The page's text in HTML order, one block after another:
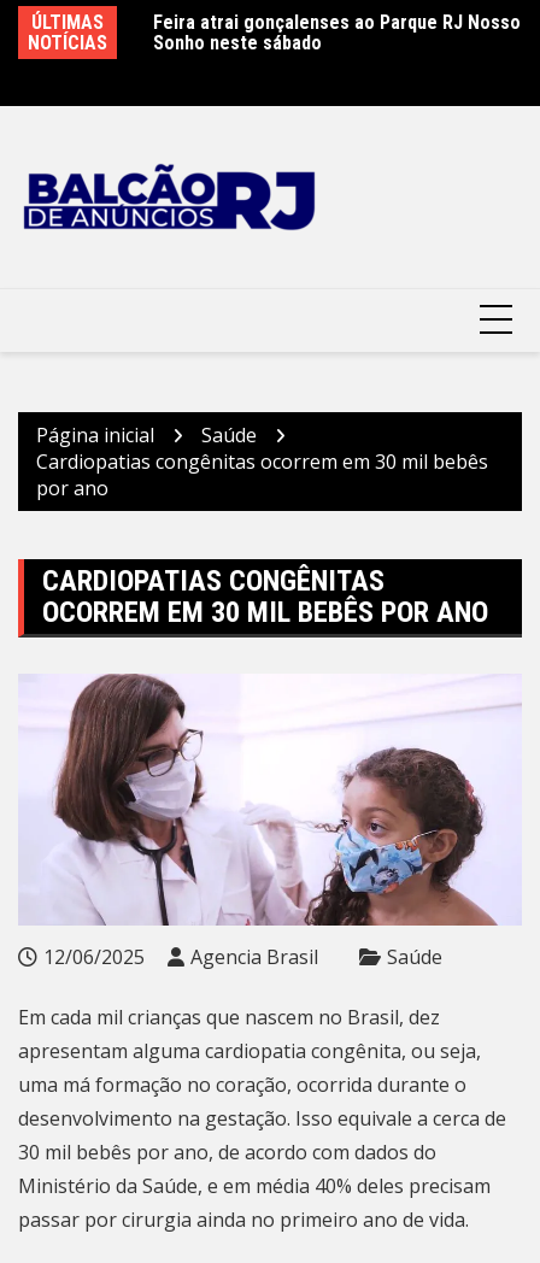
para
ÚLTIMAS
NOTÍCIAS
Feira atrai gonçalenses ao Parque RJ Nosso
Sonho neste sábado
Sábado letivo especial na rede municipal de
educação em São Gonçalo
Página inicial
Saúde
Cardiopatias congênitas ocorrem em 30 mil bebês
por ano
CARDIOPATIAS CONGÊNITAS
OCORREM EM 30 MIL BEBÊS POR ANO
12/06/2025 Agencia Brasil Saúde
Em cada mil crianças que nascem no Brasil, dez
apresentam alguma cardiopatia congênita, ou seja,
uma má formação no coração, ocorrida durante o
desenvolvimento na gestação. Isso equivale a cerca de
30 mil bebês por ano, de acordo com dados do
Ministério da Saúde, e em média 40% deles precisam
passar por cirurgia ainda no primeiro ano de vida.